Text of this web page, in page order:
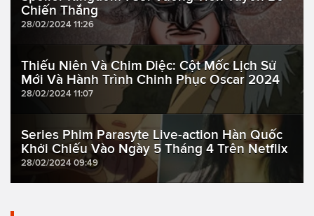
Chiến Thắng
28/02/2024 11:26
Thiếu Niên Và Chim Diệc: Cột Mốc Lịch Sử
Mới Và Hành Trình Chinh Phục Oscar 2024
28/02/2024 11:07
Series Phim Parasyte Live-action Hàn Quốc
Khởi Chiếu Vào Ngày 5 Tháng 4 Trên Netflix
28/02/2024 09:49